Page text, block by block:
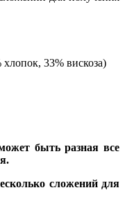
33% вискоза)
быть разная все
сложений для